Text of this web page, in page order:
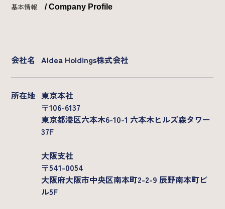
カンパニーデック
2026年
Recruit
メッセージ 募集職種一覧
メンバー
基本情報 / Company Profile
会社名 AIdea Holdings株式会社
所在地 東京本社
〒106-6137
東京都港区六本木6-10-1 六本木ヒルズ森タワー
37F
大阪支社
〒541-0054
大阪府大阪市中央区南本町2-2-9 辰野南本町ビ
ル5F